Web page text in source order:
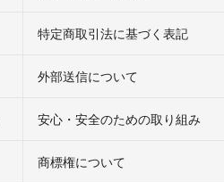
特定商取引法に基づく表記
外部送信について
安心・安全のための取り組み
商標権について